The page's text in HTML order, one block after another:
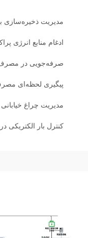
مدیریت ذخیره‌سازی
ادغام منابع انرژی
صرفه‌جویی در مصرف
پیگیری لحظه‌ای
مدیریت چراغ
کنترل بار الکتریکی